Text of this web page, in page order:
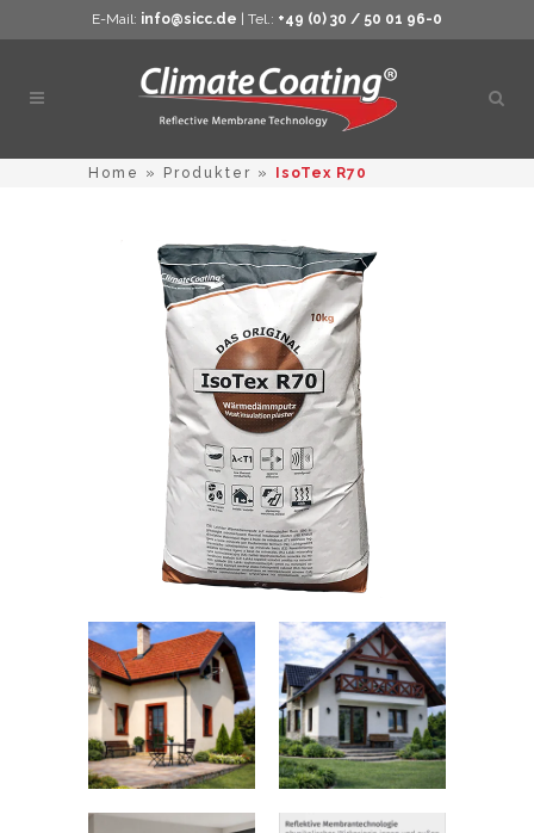
E-Mail: info@sicc.de | Tel.: +49 (0) 30 / 50 01 96-0
Home » Produkter » IsoTex R70